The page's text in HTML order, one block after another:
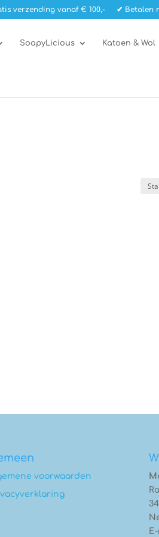
verzending vanaf € 100,- ✔ Betalen
SoapyLicious Katoen & Wol
voorwaarden